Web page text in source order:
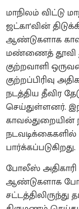
மாநிலம் விட்டு
ஜட்கா’வின்
ஆண்டுகளாக
மண்ணைத் தூவி
குற்றவாளி
குற்றப்பிரிவு
நடத்திய தீவிர
செய்துள்ளனர்.
காவல்துறையின்
நடவடிக்கைகளில்
பார்க்கப்படுகிறது.
போலீஸ்
ஆண்டுகளாக
சட்டத்திலிருந்து